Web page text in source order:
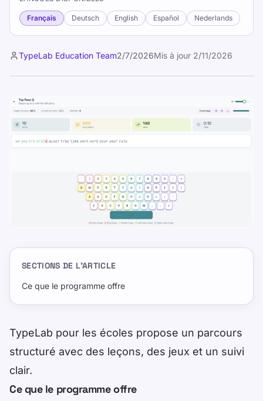
Français Deutsch English Español Nederlands
TypeLab Education Team2/7/2026Mis à jour 2/11/2026
SECTIONS DE L’ARTICLE
Ce que le programme offre
TypeLab pour les écoles propose un parcours
structuré avec des leçons, des jeux et un suivi
clair.
Ce que le programme offre